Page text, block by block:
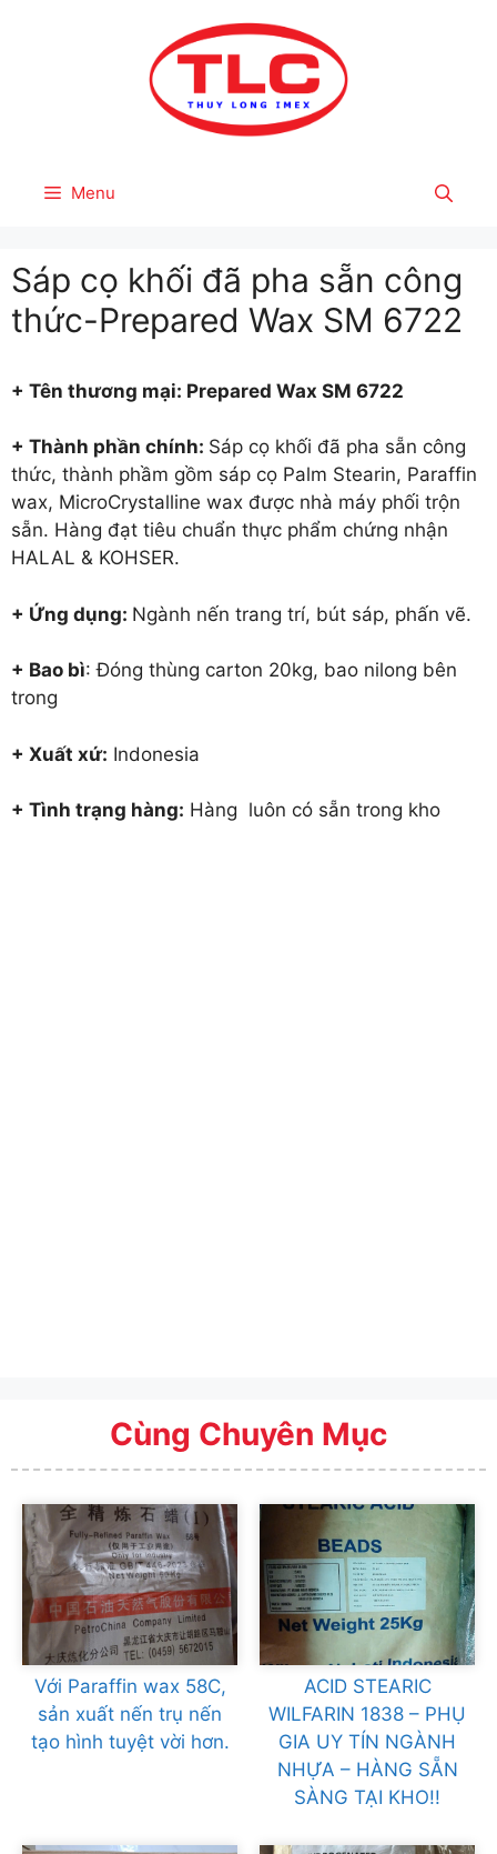
Menu
Sáp cọ khối đã pha sẵn công
thức-Prepared Wax SM 6722
+ Tên thương mại: Prepared Wax SM 6722
+ Thành phần chính: Sáp cọ khối đã pha sẵn công
thức, thành phầm gồm sáp cọ Palm Stearin, Paraffin
wax, MicroCrystalline wax được nhà máy phối trộn
sẵn. Hàng đạt tiêu chuẩn thực phẩm chứng nhận
HALAL & KOHSER.
+ Ứng dụng: Ngành nến trang trí, bút sáp, phấn vẽ.
+ Bao bì: Đóng thùng carton 20kg, bao nilong bên
trong
+ Xuất xứ: Indonesia
+ Tình trạng hàng: Hàng luôn có sẵn trong kho
Cùng Chuyên Mục
Với Paraffin wax 58C,
sản xuất nến trụ nến
tạo hình tuyệt vời hơn.
ACID STEARIC
WILFARIN 1838 – PHỤ
GIA UY TÍN NGÀNH
NHỰA – HÀNG SẴN
SÀNG TẠI KHO!!